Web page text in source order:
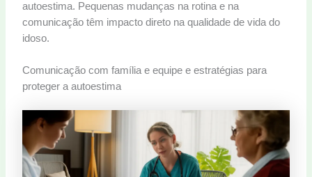
autoestima. Pequenas mudanças na rotina e na
comunicação têm impacto direto na qualidade de vida do
idoso.
Comunicação com família e equipe e estratégias para
proteger a autoestima